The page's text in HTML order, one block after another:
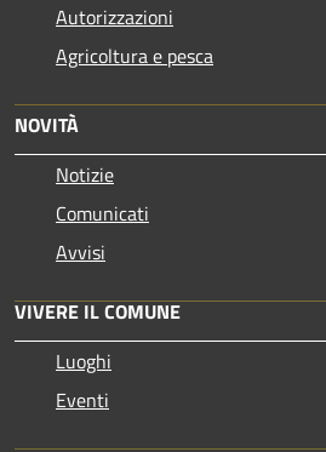
Autorizzazioni
Agricoltura e pesca
NOVITÀ
Notizie
Comunicati
Avvisi
VIVERE IL COMUNE
Luoghi
Eventi